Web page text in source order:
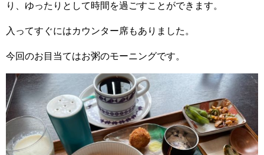
り、ゆったりとして時間を過ごすことができます。
入ってすぐにはカウンター席もありました。
今回のお目当てはお粥のモーニングです。